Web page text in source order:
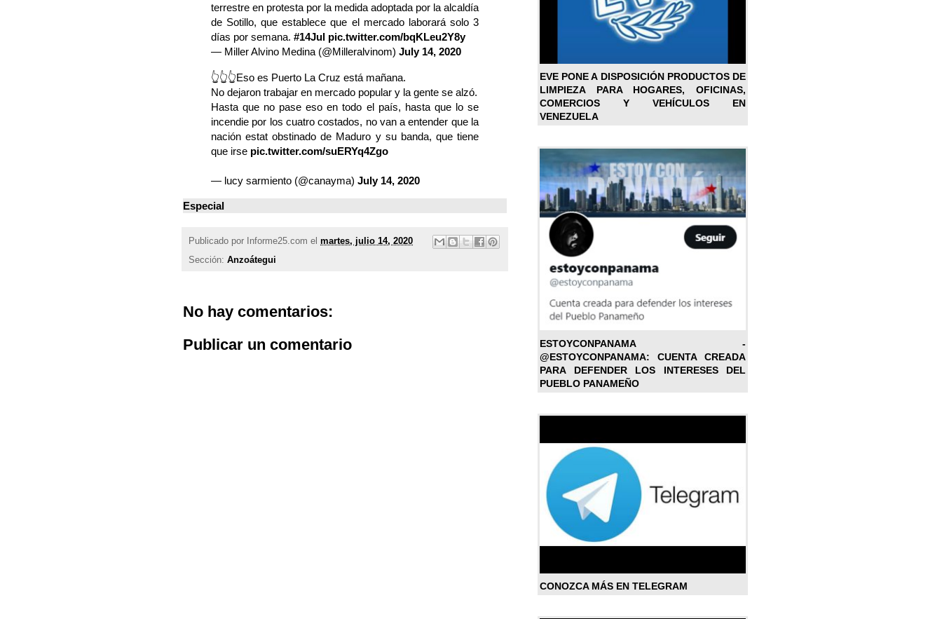
terrestre en protesta por la medida adoptada por la alcaldía
de Sotillo, que establece que el mercado laborará solo 3
días por semana. #14Jul pic.twitter.com/bqKLeu2Y8y
— Miller Alvino Medina (@Milleralvinom) July 14, 2020
👆👆👆Eso es Puerto La Cruz está mañana.
No dejaron trabajar en mercado popular y la gente se alzó.
Hasta que no pase eso en todo el país, hasta que lo se
incendie por los cuatro costados, no van a entender que la
nación estat obstinado de Maduro y su banda, que tiene
que irse pic.twitter.com/suERYq4Zgo
— lucy sarmiento (@canayma) July 14, 2020
Especial
Publicado por Informe25.com el martes, julio 14, 2020
Sección: Anzoátegui
No hay comentarios:
Publicar un comentario
EVE PONE A DISPOSICIÓN PRODUCTOS DE
LIMPIEZA PARA HOGARES, OFICINAS,
COMERCIOS Y VEHÍCULOS EN
VENEZUELA
ESTOYCONPANAMA -
@ESTOYCONPANAMA: CUENTA CREADA
PARA DEFENDER LOS INTERESES DEL
PUEBLO PANAMEÑO
CONOZCA MÁS EN TELEGRAM